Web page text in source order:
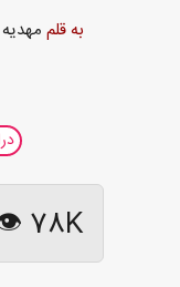
به قلم
78K 👁